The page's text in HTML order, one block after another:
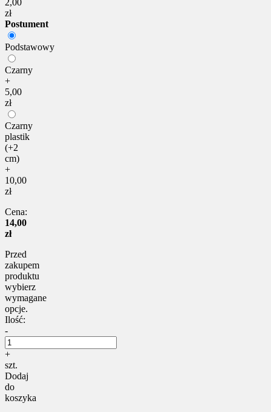
zł
Postument
Podstawowy
Czarny
+
5,00
zł
Czarny
plastik
(+2
cm)
+
10,00
zł
Cena:
14,00
zł
Przed
zakupem
produktu
wybierz
wymagane
opcje.
Ilość:
-
+
szt.
Dodaj
do
koszyka